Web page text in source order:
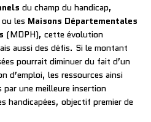
du champ du handicap,
les Maisons Départementales
(MDPH), cette évolution
aussi des défis. Si le montant
pourrait diminuer du fait d’un
d’emploi, les ressources ainsi
par une meilleure insertion
handicapées, objectif premier de